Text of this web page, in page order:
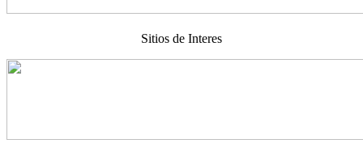
Sitios de Interes